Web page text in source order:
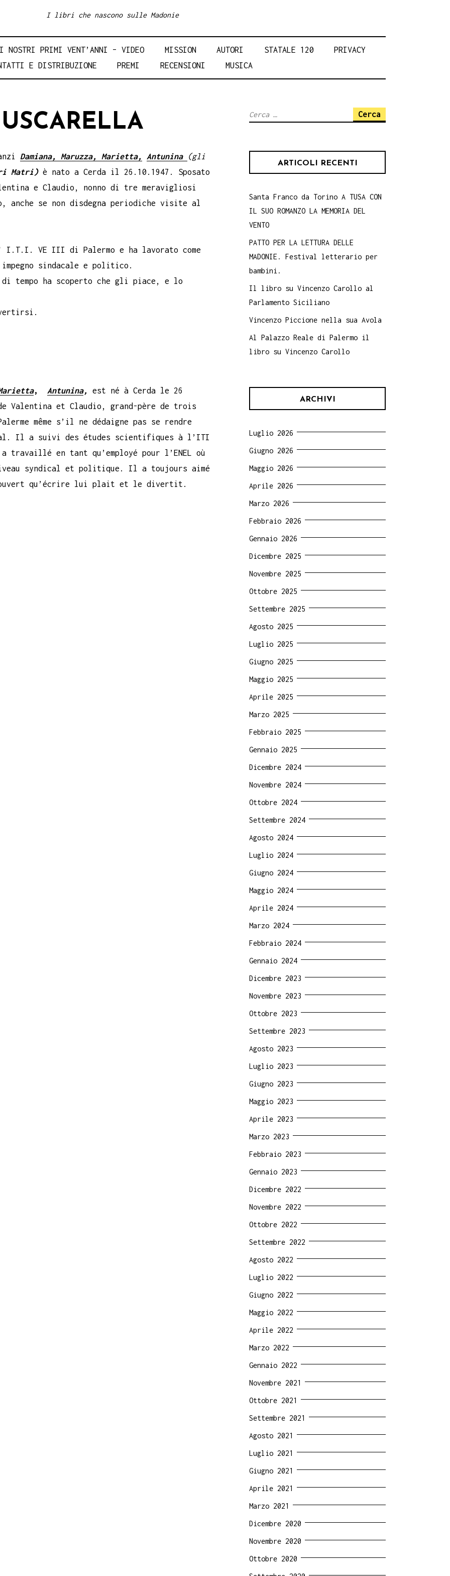
I libri che nascono sulle Madonie
I NOSTRI PRIMI VENT’ANNI – VIDEO MISSION AUTORI STATALE 120
PRIVACY
E DISTRIBUZIONE
PREMI RECENSIONI MUSICA
Damiana, Maruzza, Marietta, Antunina
(gli
Matri)è nato a Cerda il 26.10.1947. Sposato
e Claudio, nonno di tre meravigliosi
anche se non disdegna periodiche visite al
VE III di Palermo e ha lavorato come
sindacale e politico.
di tempo ha scoperto che gli piace, e lo
, Antunina,
est né à Cerda le 26
Valentina et Claudio, grand-père de trois
même s’il ne dédaigne pas se rendre
Il a suivi des études scientifiques à l’ITI
travaillé en tant qu’employé pour l’ENEL où
syndical et politique. Il a toujours aimé
qu’écrire lui plait et le divertit.
Ricerca
ARTICOLI RECENTI
Santa Franco da Torino A TUSA CON
IL SUO ROMANZO LA MEMORIA DEL
VENTO
PATTO PER LA LETTURA DELLE
MADONIE. Festival letterario per
bambini.
Il libro su Vincenzo Carollo al
Parlamento Siciliano
Vincenzo Piccione nella sua Avola
Al Palazzo Reale di Palermo il
libro su Vincenzo Carollo
ARCHIVI
Luglio 2026
Giugno 2026
Maggio 2026
Aprile 2026
Marzo 2026
Febbraio 2026
Gennaio 2026
Dicembre 2025
Novembre 2025
Ottobre 2025
Settembre 2025
Agosto 2025
Luglio 2025
Giugno 2025
Maggio 2025
Aprile 2025
Marzo 2025
Febbraio 2025
Gennaio 2025
Dicembre 2024
Novembre 2024
Ottobre 2024
Settembre 2024
Agosto 2024
Luglio 2024
Giugno 2024
Maggio 2024
Aprile 2024
Marzo 2024
Febbraio 2024
Gennaio 2024
Dicembre 2023
Novembre 2023
Ottobre 2023
Settembre 2023
Agosto 2023
Luglio 2023
Giugno 2023
Maggio 2023
Aprile 2023
Marzo 2023
Febbraio 2023
Gennaio 2023
Dicembre 2022
Novembre 2022
Ottobre 2022
Settembre 2022
Agosto 2022
Luglio 2022
Giugno 2022
Maggio 2022
Aprile 2022
Marzo 2022
Gennaio 2022
Novembre 2021
Ottobre 2021
Settembre 2021
Agosto 2021
Luglio 2021
Giugno 2021
Aprile 2021
Marzo 2021
Dicembre 2020
Novembre 2020
Ottobre 2020